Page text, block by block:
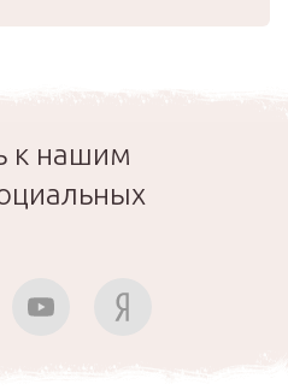
к нашим